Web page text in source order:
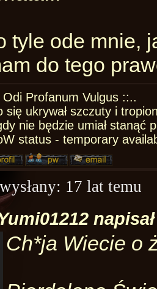
tyle ode mnie,
do tego
Profanum Vulgus ::..
się ukrywał szczuty i
nie będzie umiał stanąć
status - temporary
17 lat temu
Ch*ja Wiecie o